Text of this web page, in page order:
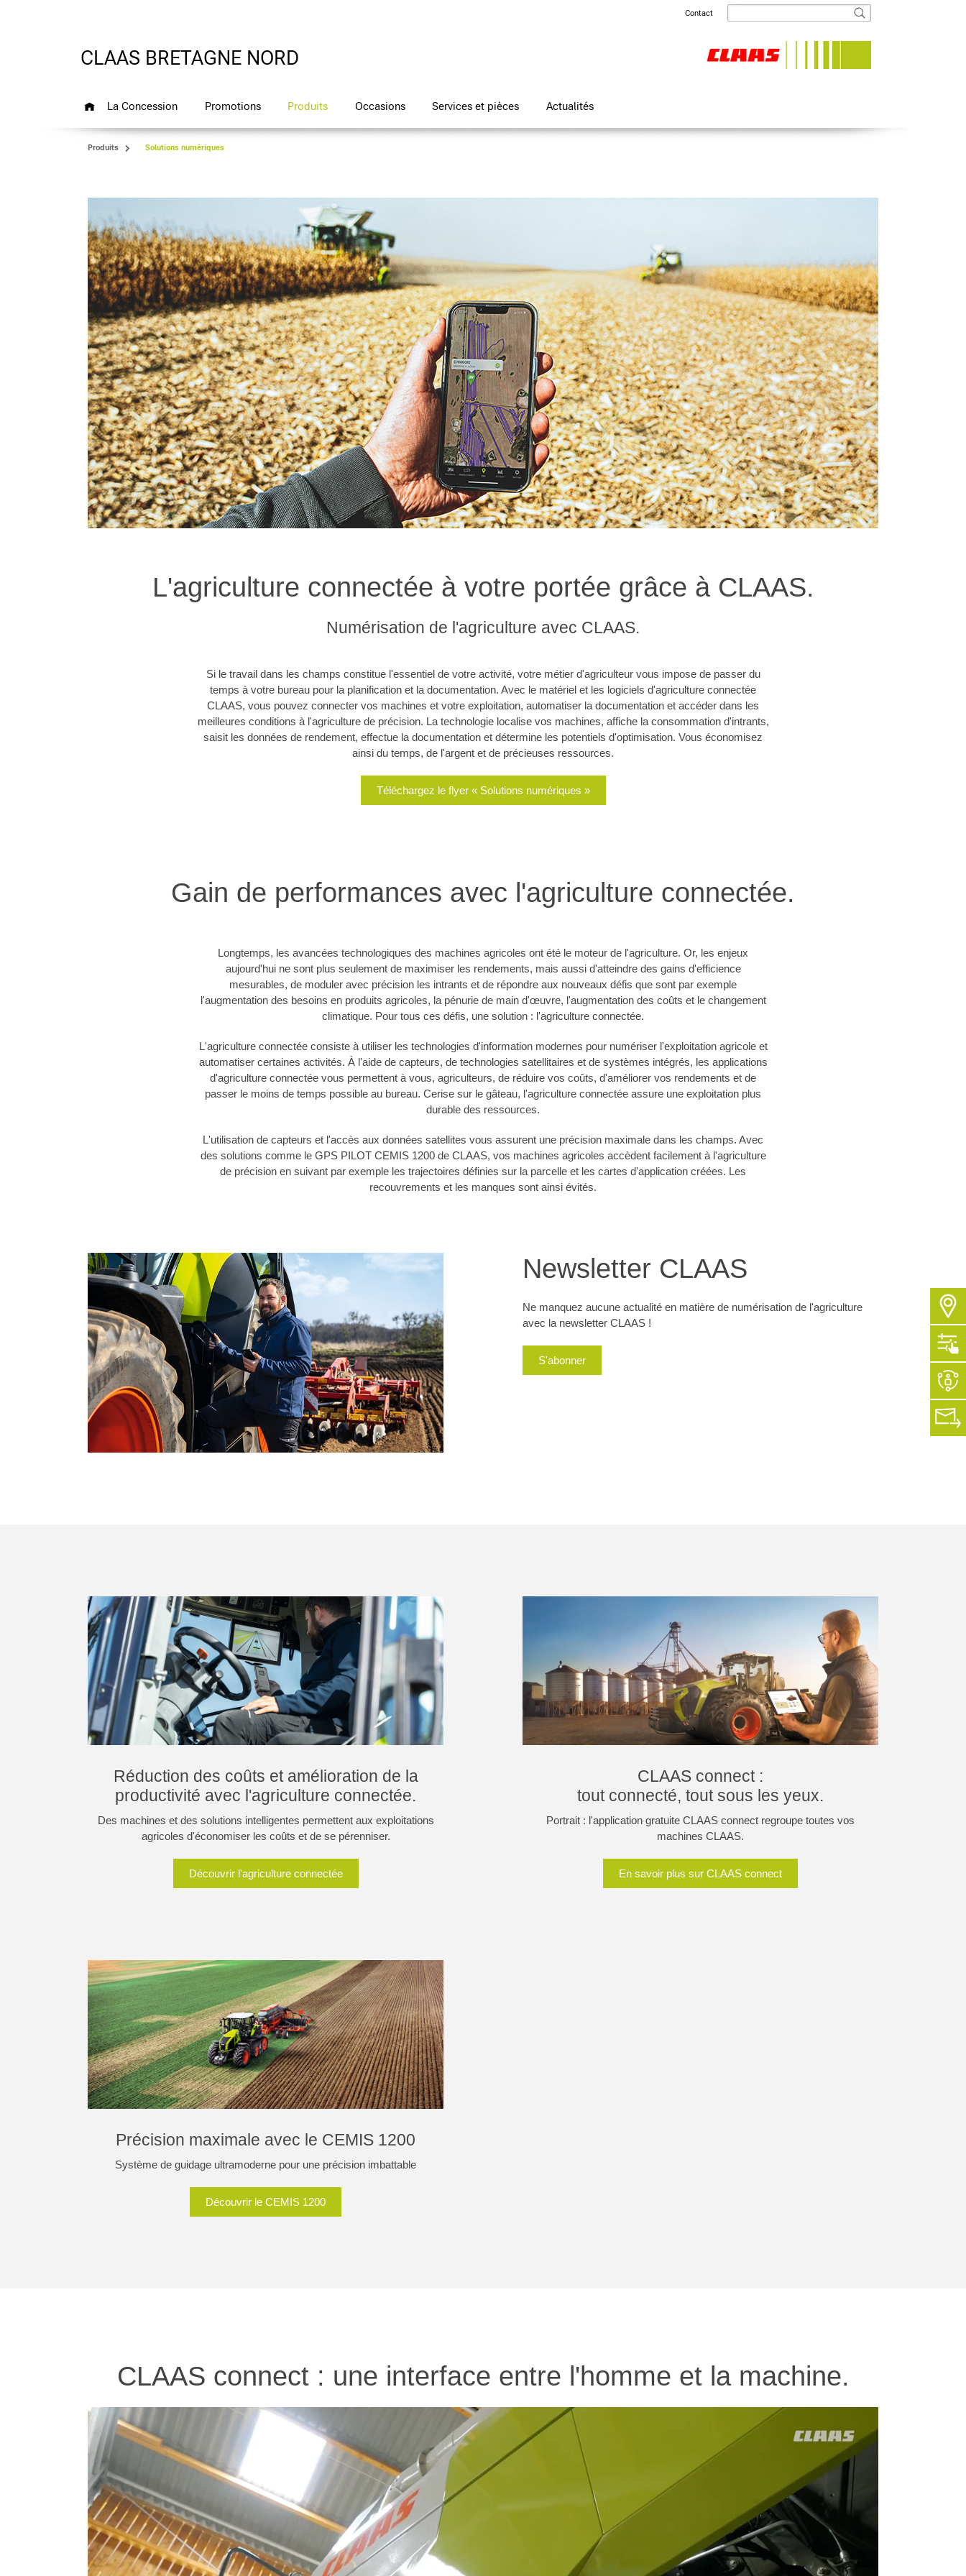
CLAAS BRETAGNE NORD
Contact
La Concession Promotions Produits Occasions Services et pièces Actualités
Produits Solutions numériques
L'agriculture connectée à votre portée grâce à CLAAS.
Numérisation de l'agriculture avec CLAAS.
Si le travail dans les champs constitue l'essentiel de votre activité, votre métier d'agriculteur vous impose de passer du
temps à votre bureau pour la planification et la documentation. Avec le matériel et les logiciels d'agriculture connectée
CLAAS, vous pouvez connecter vos machines et votre exploitation, automatiser la documentation et accéder dans les
meilleures conditions à l'agriculture de précision. La technologie localise vos machines, affiche la consommation d'intrants,
saisit les données de rendement, effectue la documentation et détermine les potentiels d'optimisation. Vous économisez
ainsi du temps, de l'argent et de précieuses ressources.
Téléchargez le flyer « Solutions numériques »
Gain de performances avec l'agriculture connectée.
Longtemps, les avancées technologiques des machines agricoles ont été le moteur de l'agriculture. Or, les enjeux
aujourd'hui ne sont plus seulement de maximiser les rendements, mais aussi d'atteindre des gains d'efficience
mesurables, de moduler avec précision les intrants et de répondre aux nouveaux défis que sont par exemple
l'augmentation des besoins en produits agricoles, la pénurie de main d'œuvre, l'augmentation des coûts et le changement
climatique. Pour tous ces défis, une solution : l'agriculture connectée.
L'agriculture connectée consiste à utiliser les technologies d'information modernes pour numériser l'exploitation agricole et
automatiser certaines activités. À l'aide de capteurs, de technologies satellitaires et de systèmes intégrés, les applications
d'agriculture connectée vous permettent à vous, agriculteurs, de réduire vos coûts, d'améliorer vos rendements et de
passer le moins de temps possible au bureau. Cerise sur le gâteau, l'agriculture connectée assure une exploitation plus
durable des ressources.
L'utilisation de capteurs et l'accès aux données satellites vous assurent une précision maximale dans les champs. Avec
des solutions comme le GPS PILOT CEMIS 1200 de CLAAS, vos machines agricoles accèdent facilement à l'agriculture
de précision en suivant par exemple les trajectoires définies sur la parcelle et les cartes d'application créées. Les
recouvrements et les manques sont ainsi évités.
Newsletter CLAAS
Ne manquez aucune actualité en matière de numérisation de l'agriculture
avec la newsletter CLAAS !
S'abonner
Réduction des coûts et amélioration de la
productivité avec l'agriculture connectée.
Des machines et des solutions intelligentes permettent aux exploitations
agricoles d'économiser les coûts et de se pérenniser.
Découvrir l'agriculture connectée
CLAAS connect :
tout connecté, tout sous les yeux.
Portrait : l'application gratuite CLAAS connect regroupe toutes vos
machines CLAAS.
En savoir plus sur CLAAS connect
Précision maximale avec le CEMIS 1200
Système de guidage ultramoderne pour une précision imbattable
Découvrir le CEMIS 1200
CLAAS connect : une interface entre l'homme et la machine.